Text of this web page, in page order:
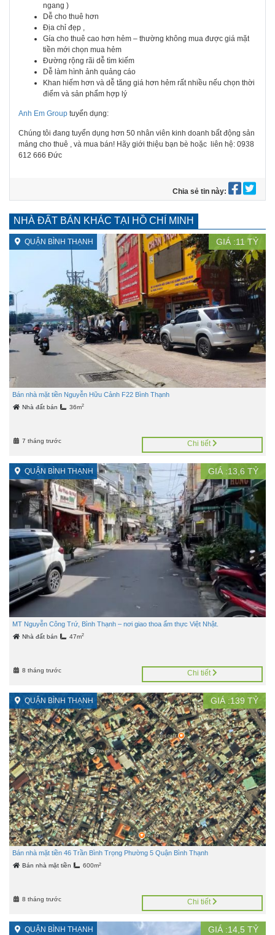
ngang )
Dễ cho thuê hơn
Địa chỉ đẹp ,
Gía cho thuê cao hơn hẻm – thường không mua được giá mặt
tiền mới chọn mua hẻm
Đường rộng rãi dễ tìm kiếm
Dễ làm hình ảnh quảng cáo
Khan hiếm hơn và dễ tăng giá hơn hẻm rất nhiều nếu chọn thời
điểm và sản phẩm hợp lý
Anh Em Group tuyển dụng:
Chúng tôi đang tuyển dụng hơn 50 nhân viên kinh doanh bất động sản
mảng cho thuê , và mua bán! Hãy giới thiệu bạn bè hoặc
liên hệ: 0938
612 666 Đức
Chia sẻ tin này:
NHÀ ĐẤT BÁN KHÁC TẠI HỒ CHÍ MINH
QUẬN BÌNH THẠNH GIÁ :11 TỶ
Bán nhà mặt tiền Nguyễn Hữu Cảnh F22 Bình Thạnh
Nhà đất bán 36m2
7 tháng trước Chi tiết
QUẬN BÌNH THẠNH GIÁ :13,6 TỶ
MT Nguyễn Công Trứ, Bình Thạnh – nơi giao thoa ẩm thực Việt Nhật.
Nhà đất bán 47m2
8 tháng trước Chi tiết
QUẬN BÌNH THẠNH GIÁ :139 TỶ
Bán nhà mặt tiền 46 Trần Bình Trọng Phường 5 Quận Bình Thạnh
Bán nhà mặt tiền 600m2
8 tháng trước Chi tiết
QUẬN BÌNH THẠNH GIÁ :14,5 TỶ